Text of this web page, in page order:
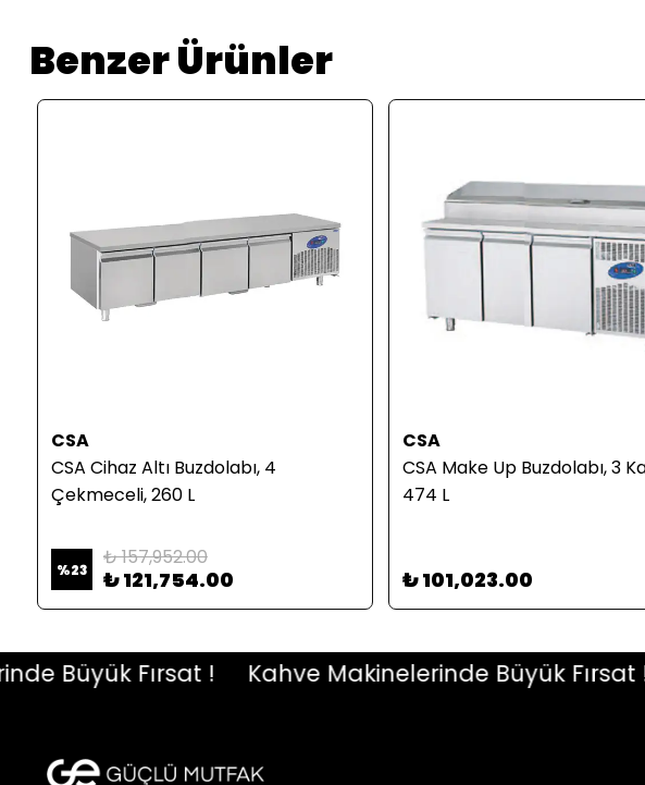
Benzer Ürünler
CSA
CSA Cihaz Altı Buzdolabı, 4
Çekmeceli, 260 L
%23 ₺ 157,952.00
₺ 121,754.00
CSA
CSA Make Up Buzdolabı, 3
474 L
₺ 101,023.00
Büyük Fırsat ! Kahve Makinelerinde Büyük Fırsat !